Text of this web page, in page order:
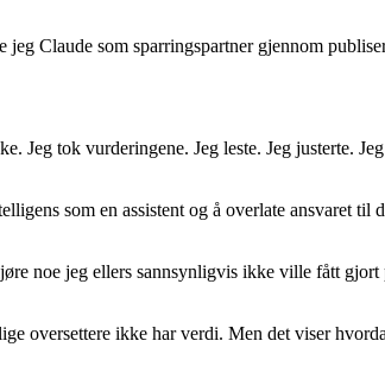
Claude som sparringspartner gjennom
tok vurderingene. Jeg leste. Jeg justerte.
som en assistent og å overlate ansvaret til
noe jeg ellers sannsynligvis ikke ville fått gjort
oversettere ikke har verdi. Men det viser